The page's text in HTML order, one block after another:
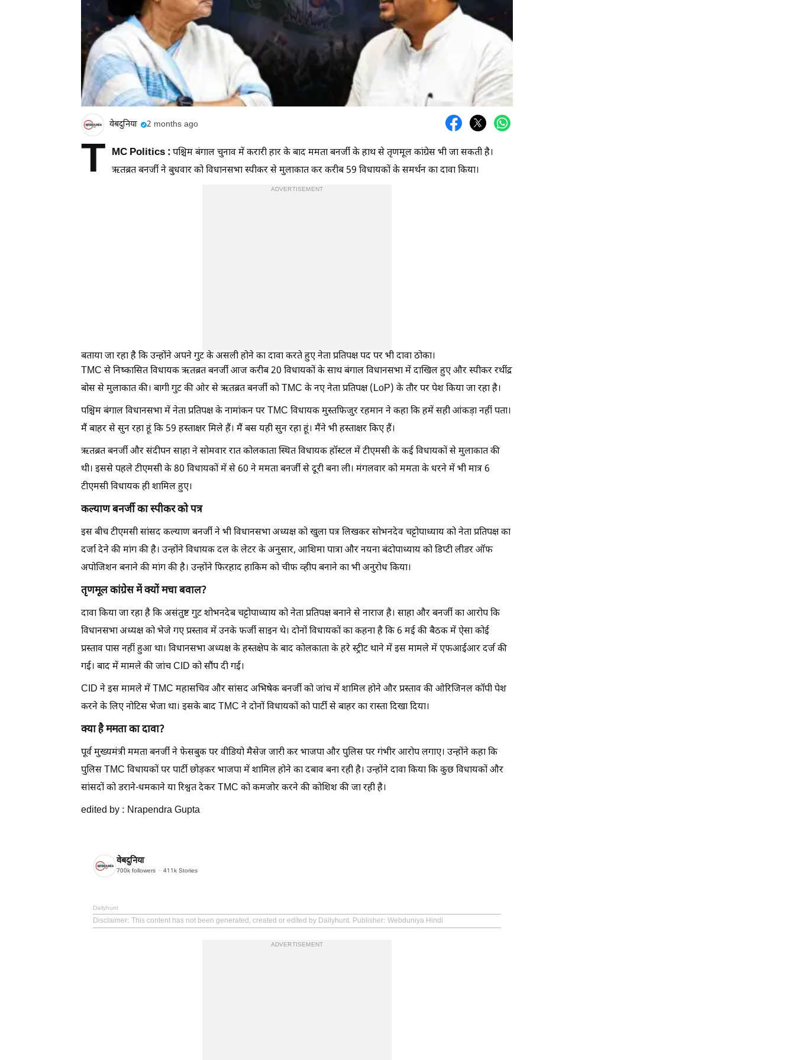
वेबदुनिया 2 months ago
T MC Politics :पश्चिम बंगाल चुनाव में करारी हार के बाद ममता बनर्जी के हाथ से तृणमूल कांग्रेस भी जा सकती है।
ऋतब्रत बनर्जी ने बुधवार को विधानसभा स्पीकर से मुलाकात कर करीब 59 विधायकों के समर्थन का दावा किया।
ADVERTISEMENT
बताया जा रहा है कि उन्होंने अपने गुट के असली होने का दावा करते हुए नेता प्रतिपक्ष पद पर भी दावा ठोका।
TMC से निष्कासित विधायक ऋतब्रत बनर्जी आज करीब 20 विधायकों के साथ बंगाल विधानसभा में दाखिल हुए और स्पीकर रथींद्र
बोस से मुलाकात की। बागी गुट की ओर से ऋतब्रत बनर्जी को TMC के नए नेता प्रतिपक्ष (LoP) के तौर पर पेश किया जा रहा है।
पश्चिम बंगाल विधानसभा में नेता प्रतिपक्ष के नामांकन पर TMC विधायक मुस्तफिजुर रहमान ने कहा कि हमें सही आंकड़ा नहीं पता।
मैं बाहर से सुन रहा हूं कि 59 हस्ताक्षर मिले हैं। मैं बस यही सुन रहा हूं। मैंने भी हस्ताक्षर किए हैं।
ऋतब्रत बनर्जी और संदीपन साहा ने सोमवार रात कोलकाता स्थित विधायक हॉस्टल में टीएमसी के कई विधायकों से मुलाकात की
थी। इससे पहले टीएमसी के 80 विधायकों में से 60 ने ममता बनर्जी से दूरी बना ली। मंगलवार को ममता के धरने में भी मात्र 6
टीएमसी विधायक ही शामिल हुए।
कल्याण बनर्जी का स्पीकर को पत्र
इस बीच टीएमसी सांसद कल्याण बनर्जी ने भी विधानसभा अध्यक्ष को खुला पत्र लिखकर सोभनदेव चट्टोपाध्याय को नेता प्रतिपक्ष का
दर्जा देने की मांग की है। उन्होंने विधायक दल के लेटर के अनुसार, आशिमा पात्रा और नयना बंदोपाध्याय को डिप्टी लीडर ऑफ
अपोजिशन बनाने की मांग की है। उन्होंने फिरहाद हाकिम को चीफ व्हीप बनाने का भी अनुरोध किया।
तृणमूल कांग्रेस में क्यों मचा बवाल?
दावा किया जा रहा है कि असंतुष्ट गुट शोभनदेब चट्टोपाध्याय को नेता प्रतिपक्ष बनाने से नाराज है। साहा और बनर्जी का आरोप कि
विधानसभा अध्यक्ष को भेजे गए प्रस्ताव में उनके फर्जी साइन थे। दोनों विधायकों का कहना है कि 6 मई की बैठक में ऐसा कोई
प्रस्ताव पास नहीं हुआ था। विधानसभा अध्यक्ष के हस्तक्षेप के बाद कोलकाता के हरे स्ट्रीट थाने में इस मामले में एफआईआर दर्ज की
गई। बाद में मामले की जांच CID को सौंप दी गई।
CID ने इस मामले में TMC महासचिव और सांसद अभिषेक बनर्जी को जांच में शामिल होने और प्रस्ताव की ओरिजिनल कॉपी पेश
करने के लिए नोटिस भेजा था। इसके बाद TMC ने दोनों विधायकों को पार्टी से बाहर का रास्ता दिखा दिया।
क्या है ममता का दावा?
पूर्व मुख्यमंत्री ममता बनर्जी ने फेसबुक पर वीडियो मैसेज जारी कर भाजपा और पुलिस पर गंभीर आरोप लगाए। उन्होंने कहा कि
पुलिस TMC विधायकों पर पार्टी छोड़कर भाजपा में शामिल होने का दबाव बना रही है। उन्होंने दावा किया कि कुछ विधायकों और
सांसदों को डराने-धमकाने या रिश्वत देकर TMC को कमजोर करने की कोशिश की जा रही है।
edited by : Nrapendra Gupta
वेबदुनिया
700k followers 411k Stories
Dailyhunt
Disclaimer: This content has not been generated, created or edited by Dailyhunt. Publisher: Webduniya Hindi
ADVERTISEMENT